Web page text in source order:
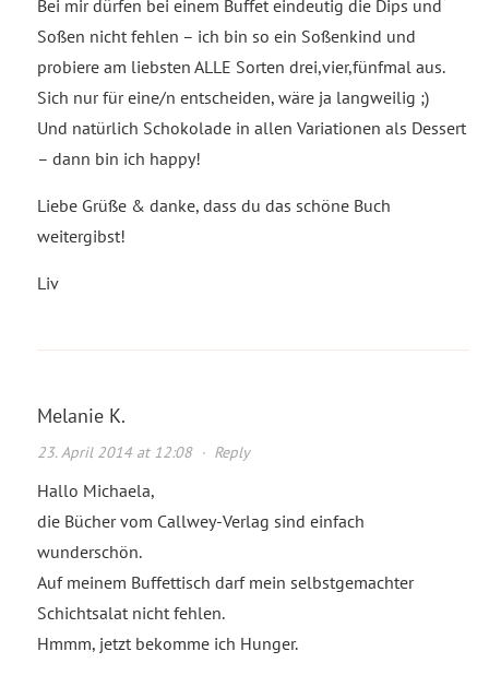
Bei mir dürfen bei einem Buffet eindeutig die Dips und
Soßen nicht fehlen – ich bin so ein Soßenkind und
probiere am liebsten ALLE Sorten drei,vier,fünfmal aus.
Sich nur für eine/n entscheiden, wäre ja langweilig ;)
Und natürlich Schokolade in allen Variationen als Dessert
– dann bin ich happy!
Liebe Grüße & danke, dass du das schöne Buch
weitergibst!
Liv
Melanie K.
23. April 2014 at 12:08· Reply
Hallo Michaela,
die Bücher vom Callwey-Verlag sind einfach
wunderschön.
Auf meinem Buffettisch darf mein selbstgemachter
Schichtsalat nicht fehlen.
Hmmm, jetzt bekomme ich Hunger.